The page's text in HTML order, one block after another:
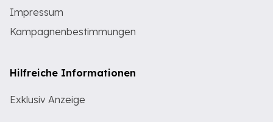
Impressum
Kampagnenbestimmungen
Hilfreiche Informationen
Exklusiv Anzeige